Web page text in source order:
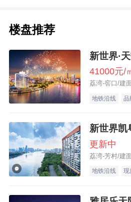
早在白鹅潭规划之初，新
于此，参与城市公共建设
鹅潭二十余载共建共荣
白鹅潭从蓝图走向现实，
CBD呈献过万户、近120
质生活片区，从逸彩新
馥（在售），洞察不同
每个项目中融汇人文价值
楼盘推荐
新世界·
41000元/
荔湾-窖口/建
地铁沿线 品
新世界凯
更新中
荔湾-芳村/建
地铁沿线 现